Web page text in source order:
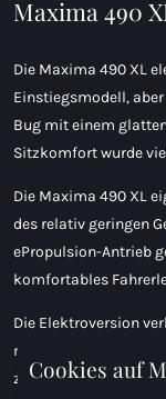
Maxima 490
Die Maxima 490 XL
Einstiegsmodell,
Bug mit einem
Sitzkomfort wurde
Die Maxima 490 XL
des relativ geringen
ePropulsion-Antrieb
komfortables
Die Elektroversion
moderner Technik
zwischen einem 3-
Cookies auf